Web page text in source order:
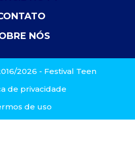
NÓS
2026 - Festival Teen
de privacidade
de uso